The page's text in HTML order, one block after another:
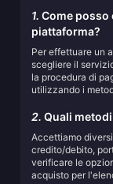
1. Come
piattaforma?
Per effettuare un
scegliere il
la procedura di
utilizzando i
2. Quali
Accettiamo
credito/debito,
verificare le
acquisto per